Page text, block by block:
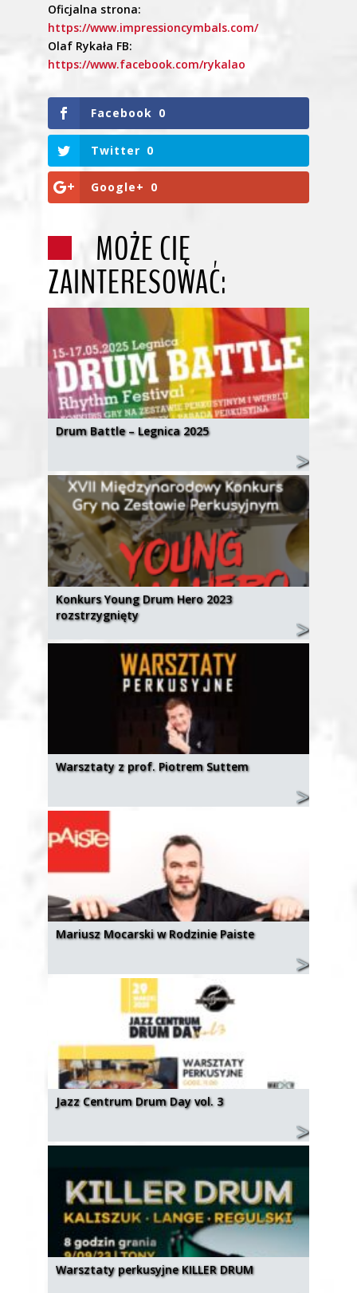
Oficjalna strona:
https://www.impressioncymbals.com/
Olaf Rykała FB:
https://www.facebook.com/rykalao
Facebook 0
Twitter 0
Google+ 0
MOŻE CIĘ
ZAINTERESOWAĆ:
Drum Battle – Legnica 2025
Konkurs Young Drum Hero 2023
rozstrzygnięty
Warsztaty z prof. Piotrem Suttem
Mariusz Mocarski w Rodzinie Paiste
Jazz Centrum Drum Day vol. 3
Warsztaty perkusyjne KILLER DRUM